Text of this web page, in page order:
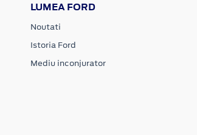
LUMEA FORD
Noutati
Istoria Ford
Mediu inconjurator